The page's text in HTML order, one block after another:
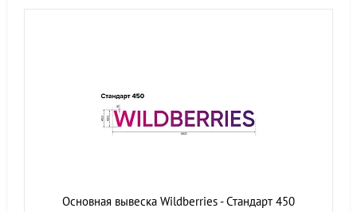
Основная вывеска Wildberries - Стандарт 450